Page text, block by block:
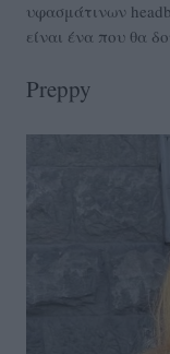
υφασμάτινων
είναι ένα που θα
Preppy